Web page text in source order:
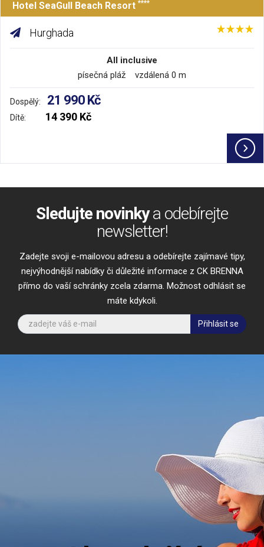
Hotel SeaGull Beach Resort ****
Hurghada
All inclusive
písečná pláž vzdálená 0 m
Dospělý: 21 990 Kč
Dítě: 14 390 Kč
Sledujte novinkya odebírejte
newsletter!
Zadejte svoji e-mailovou adresu a odebírejte zajímavé tipy,
nejvýhodnější nabídky či důležité informace z CK BRENNA
přímo do vaší schránky zcela zdarma. Možnost odhlásit se
máte kdykoli.
Přihlásit se